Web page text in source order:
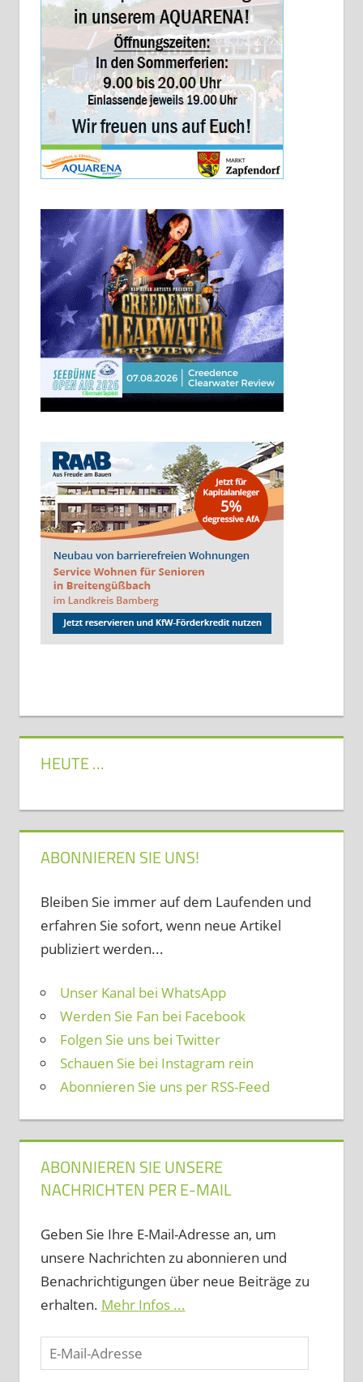
HEUTE …
ABONNIEREN SIE UNS!
Bleiben Sie immer auf dem Laufenden und
erfahren Sie sofort, wenn neue Artikel
publiziert werden...
Unser Kanal bei WhatsApp
Werden Sie Fan bei Facebook
Folgen Sie uns bei Twitter
Schauen Sie bei Instagram rein
Abonnieren Sie uns per RSS-Feed
ABONNIEREN SIE UNSERE
NACHRICHTEN PER E-MAIL
Geben Sie Ihre E-Mail-Adresse an, um
unsere Nachrichten zu abonnieren und
Benachrichtigungen über neue Beiträge zu
erhalten. Mehr Infos ...
E-
Mail-